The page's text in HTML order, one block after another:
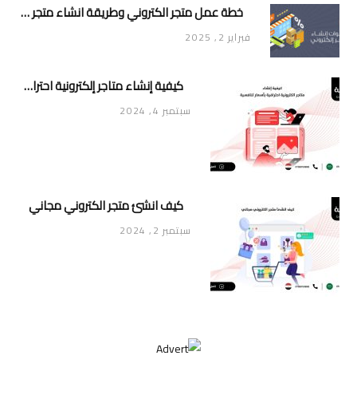
خطة عمل متجر الكتروني وطريقة انشاء متجر خاص ناجح ومميز
فبراير 2, 2025
كيفية إنشاء متاجر إلكترونية احترافية بأسعار تنافسية
سبتمبر 4, 2024
كيف انشئ متجر الكتروني مجاني
سبتمبر 2, 2024